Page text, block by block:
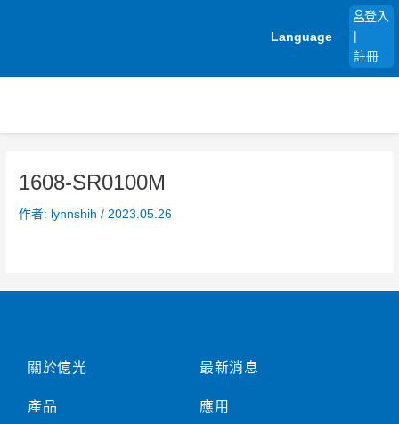
Language
登入
註冊
1608-SR0100M
作者: lynnshih/ 2023.05.26
關於億光
產品
最新消息
應用